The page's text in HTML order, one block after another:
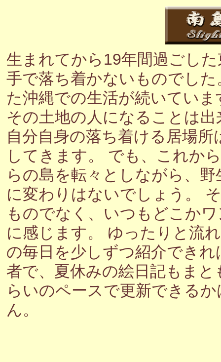
生まれてから19年間過ごし
手で落ち着かないものでし
た沖縄での生活が続いてい
その土地の人になることは
自分自身の落ち着ける居場
してきます。 でも、これか
らの島を転々としながら、
に変わりはないでしょう。
ものでなく、いつもどこか
に感じます。 ゆったりと流
の毎日を少しずつ紹介でき
者で、夏休みの絵日記もま
らいのペースで更新できる
ん。